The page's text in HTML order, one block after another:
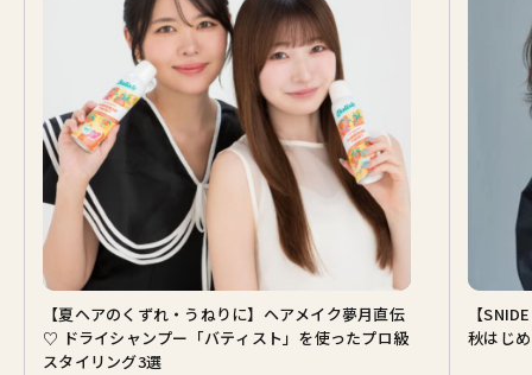
【夏ヘアのくずれ・うねりに】ヘアメイク夢月直伝
♡ ドライシャンプー「バティスト」を使ったプロ級
スタイリング3選
【
秋はじ